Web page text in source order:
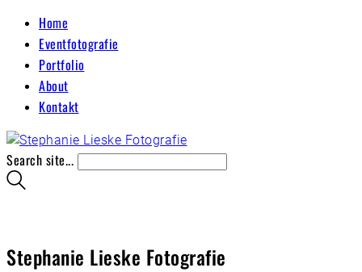
Home
Eventfotografie
Portfolio
About
Kontakt
Search site...
Stephanie Lieske Fotografie